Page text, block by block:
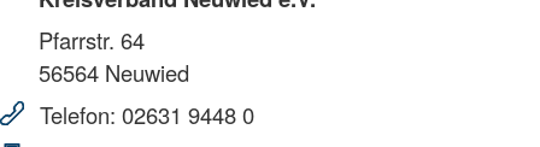
Pfarrstr. 64
56564 Neuwied
Telefon: 02631 9448 0